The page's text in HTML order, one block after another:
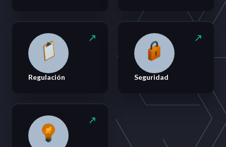
Regulación Seguridad